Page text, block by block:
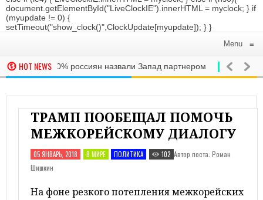
document.getElementById("LiveClockIE").innerHTML = myclock; } if
(myupdate != 0) {
setTimeout("show_clock()",ClockUpdate[myupdate]); } }
Menu ≡
HOT NEWS
более 60% россиян назвали Запад партнером РОССИЯ В
ТРАМП ПООБЕЩАЛ ПОМОЧЬ
МЕЖКОРЕЙСКОМУ ДИАЛОГУ
05 ЯНВАРЬ, 2018 В МИРЕ ПОЛИТИКА 102 Автор поста: Роман
Шишкин
На фоне резкого потепления межкорейских